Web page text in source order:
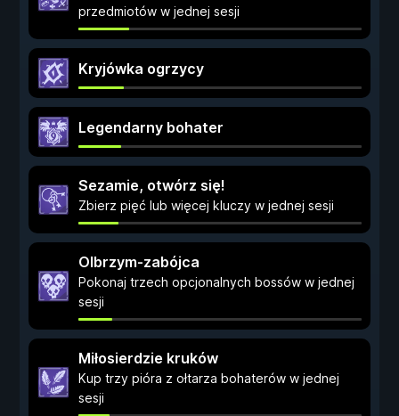
przedmiotów w jednej sesji
Kryjówka ogrzycy
Legendarny bohater
Sezamie, otwórz się!
Zbierz pięć lub więcej kluczy w jednej sesji
Olbrzym-zabójca
Pokonaj trzech opcjonalnych bossów w jednej
sesji
Miłosierdzie kruków
Kup trzy pióra z ołtarza bohaterów w jednej
sesji